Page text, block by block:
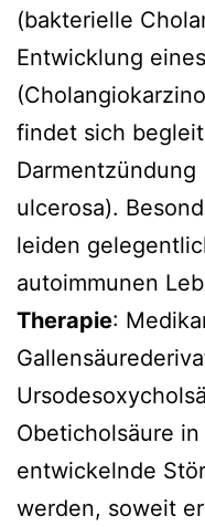
(bakterielle
Entwicklung
findet sich
ulcerosa).
leiden
autoimmunen
Therapie:
Obeticholsäure
entwickelnde
werden, soweit